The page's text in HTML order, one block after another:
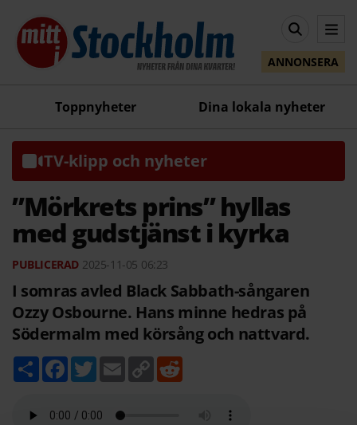
ANNONSERA
Toppnyheter Dina lokala nyheter
TV-klipp och nyheter
”Mörkrets prins” hyllas
med gudstjänst i kyrka
2025-11-05 06:23
I somras avled Black Sabbath-sångaren
Ozzy Osbourne. Hans minne hedras på
Södermalm med körsång och nattvard.
D
e
F
c
b
T
w
t
E
m
a
C
o
p